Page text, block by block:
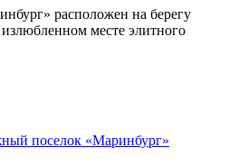
расположен на берегу
месте элитного
поселок «Маринбург»